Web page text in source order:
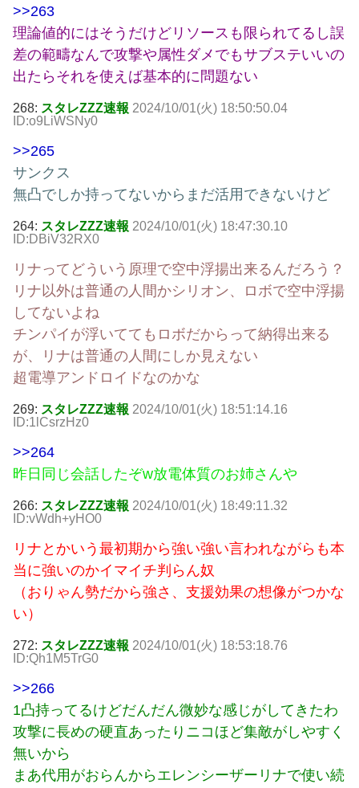
>>263
理論値的にはそうだけどリソースも限られてるし誤
差の範疇なんで攻撃や属性ダメでもサブステいいの
出たらそれを使えば基本的に問題ない
268: スタレZZZ速報 2024/10/01(火) 18:50:50.04
ID:o9LiWSNy0
>>265
サンクス
無凸でしか持ってないからまだ活用できないけど
264: スタレZZZ速報 2024/10/01(火) 18:47:30.10
ID:DBiV32RX0
リナってどういう原理で空中浮揚出来るんだろう？
リナ以外は普通の人間かシリオン、ロボで空中浮揚
してないよね
チンパイが浮いててもロボだからって納得出来る
が、リナは普通の人間にしか見えない
超電導アンドロイドなのかな
269: スタレZZZ速報 2024/10/01(火) 18:51:14.16
ID:1lCsrzHz0
>>264
昨日同じ会話したぞw放電体質のお姉さんや
266: スタレZZZ速報 2024/10/01(火) 18:49:11.32
ID:vWdh+yHO0
リナとかいう最初期から強い強い言われながらも本
当に強いのかイマイチ判らん奴
（おりゃん勢だから強さ、支援効果の想像がつかな
い）
272: スタレZZZ速報 2024/10/01(火) 18:53:18.76
ID:Qh1M5TrG0
>>266
1凸持ってるけどだんだん微妙な感じがしてきたわ
攻撃に長めの硬直あったりニコほど集敵がしやすく
無いから
まあ代用がおらんからエレンシーザーリナで使い続